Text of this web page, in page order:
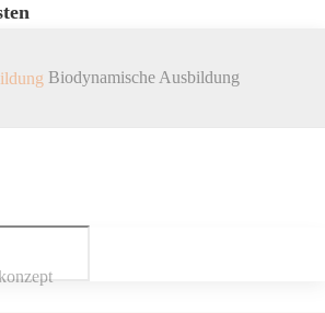
Biodynamische Ausbildung